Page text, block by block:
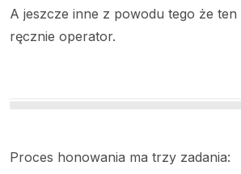
A jeszcze inne z powodu tego że
ręcznie operator.
Proces honowania ma trzy zadania: